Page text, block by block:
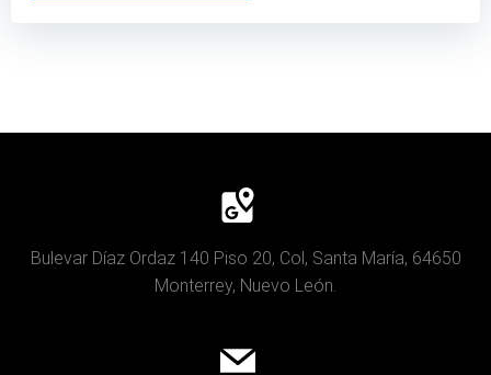
Bulevar Díaz Ordaz 140 Piso 20, Col, Santa María, 64650
Monterrey, Nuevo León.